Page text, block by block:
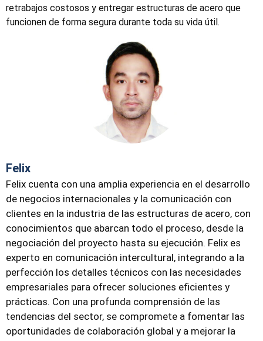
retrabajos costosos y entregar estructuras de acero que
funcionen de forma segura durante toda su vida útil.
Felix
Felix cuenta con una amplia experiencia en el desarrollo
de negocios internacionales y la comunicación con
clientes en la industria de las estructuras de acero, con
conocimientos que abarcan todo el proceso, desde la
negociación del proyecto hasta su ejecución. Felix es
experto en comunicación intercultural, integrando a la
perfección los detalles técnicos con las necesidades
empresariales para ofrecer soluciones eficientes y
prácticas. Con una profunda comprensión de las
tendencias del sector, se compromete a fomentar las
oportunidades de colaboración global y a mejorar la